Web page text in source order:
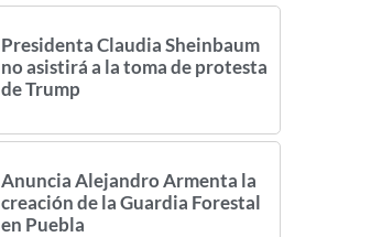
Presidenta Claudia Sheinbaum
no asistirá a la toma de protesta
de Trump
Anuncia Alejandro Armenta la
creación de la Guardia Forestal
en Puebla